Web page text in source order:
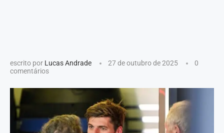
escrito por Lucas Andrade 27 de outubro de 2025
0
comentários